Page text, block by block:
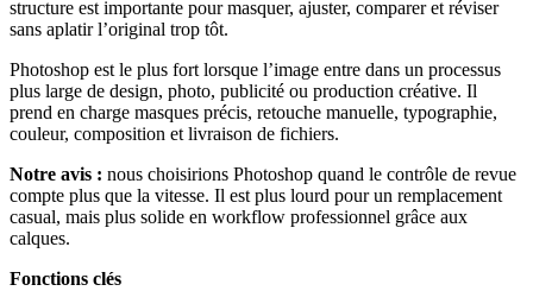
structure est importante pour masquer, ajuster, comparer et réviser
sans aplatir l’original trop tôt.
Photoshop est le plus fort lorsque l’image entre dans un processus
plus large de design, photo, publicité ou production créative. Il
prend en charge masques précis, retouche manuelle, typographie,
couleur, composition et livraison de fichiers.
Notre avis : nous choisirions Photoshop quand le contrôle de revue
compte plus que la vitesse. Il est plus lourd pour un remplacement
casual, mais plus solide en workflow professionnel grâce aux
calques.
Fonctions clés